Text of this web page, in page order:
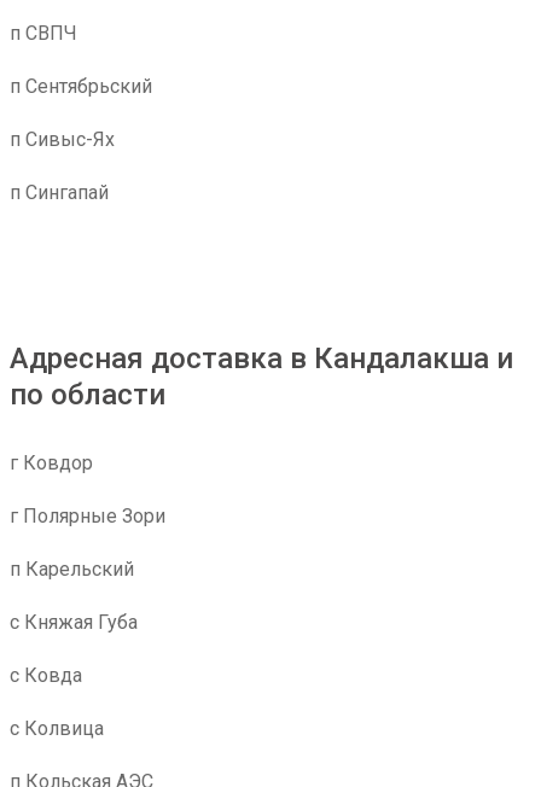
п СВПЧ
п Сентябрьский
п Сивыс-Ях
п Сингапай
Адресная доставка в Кандалакша и
по области
г Ковдор
г Полярные Зори
п Карельский
с Княжая Губа
с Ковда
с Колвица
п Кольская АЭС